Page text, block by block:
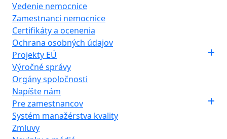
Vedenie nemocnice
Zamestnanci nemocnice
Certifikáty a ocenenia
Ochrana osobných údajov
Projekty EÚ
Výročné správy
Orgány spoločnosti
Napíšte nám
Pre zamestnancov
Systém manažérstva kvality
Zmluvy